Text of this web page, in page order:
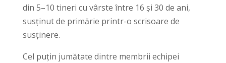
din 5–10 tineri cu vârste între 16 și 30 de ani,
susținut de primărie printr-o scrisoare de
susținere.
Cel puțin jumătate dintre membrii echipei